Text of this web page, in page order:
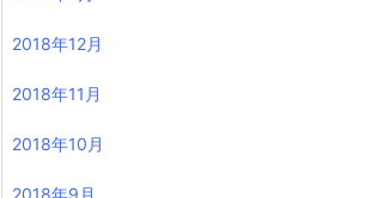
2018年12月
2018年11月
2018年10月
2018年9月